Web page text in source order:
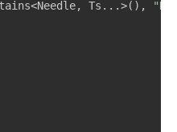
Ts...>(),